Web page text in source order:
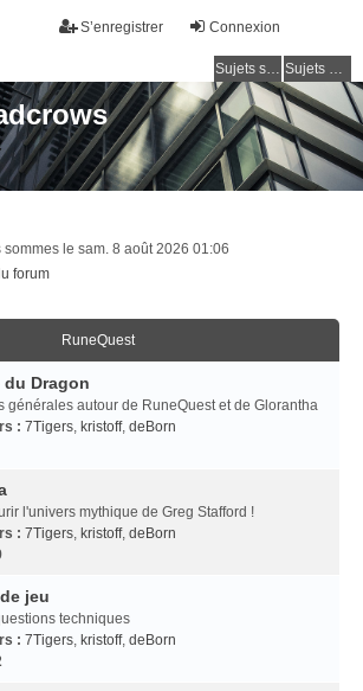
Connexion
S’enregistrer
Sujets sans réponse Sujets actifs
sommes le sam. 8 août 2026 01:06
forum
RuneQuest
du Dragon
générales autour de RuneQuest et de Glorantha
: 7Tigers, kristoff, deBorn
l'univers mythique de Greg Stafford !
: 7Tigers, kristoff, deBorn
jeu
techniques
: 7Tigers, kristoff, deBorn